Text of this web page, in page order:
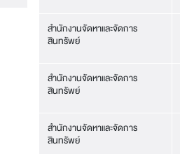
สำนักงานจัดหาและจัดการ
สินทรัพย์
สำนักงานจัดหาและจัดการ
สินทรัพย์
สำนักงานจัดหาและจัดการ
สินทรัพย์